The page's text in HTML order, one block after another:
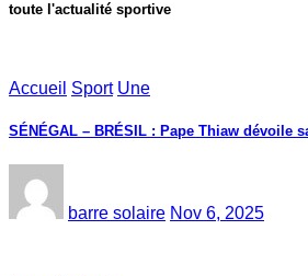
toute l'actualité sportive
Accueil Sport Une
SÉNÉGAL – BRÉSIL : Pape Thiaw dévoile
barre solaire Nov 6, 2025